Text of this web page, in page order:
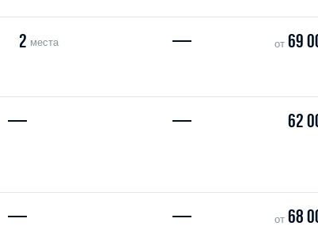
2 места — от 69
— — 62
— — от 68